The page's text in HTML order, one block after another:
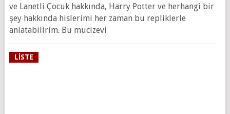
ve Lanetli Çocuk hakkında, Harry Potter ve herhangi bir
şey hakkında hislerimi her zaman bu repliklerle
anlatabilirim. Bu mucizevi
LISTE